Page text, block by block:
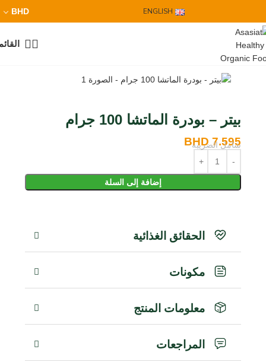
ENGLISH
BHD
بيتر – بودرة الماتشا 100 جرام
7.595
BHD
شامل الضريبة
إضافة إلى السلة
الحقائق الغذائية
مكونات
معلومات المنتج
المراجعات